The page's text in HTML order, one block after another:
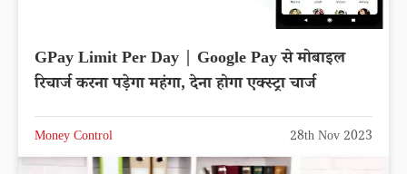
GPay Limit Per Day | Google Pay से मोबाइल
रिचार्ज करना पड़ेगा महंगा, देना होगा एक्स्ट्रा चार्ज
Money Control 28th Nov 2023